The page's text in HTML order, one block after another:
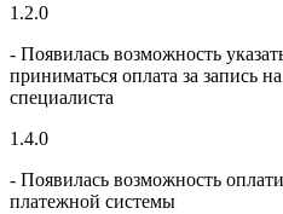
1.2.0
- Появилась возможность
приниматься оплата за запись
специалиста
1.4.0
- Появилась возможность
платежной системы